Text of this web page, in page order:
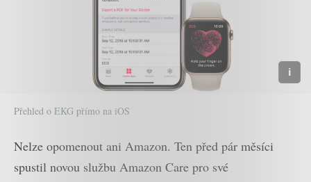
Přehled o EKG přímo na iOS
Nelze opomenout ani Amazon. Ten před pár měsíci
spustil novou službu Amazon Care pro své